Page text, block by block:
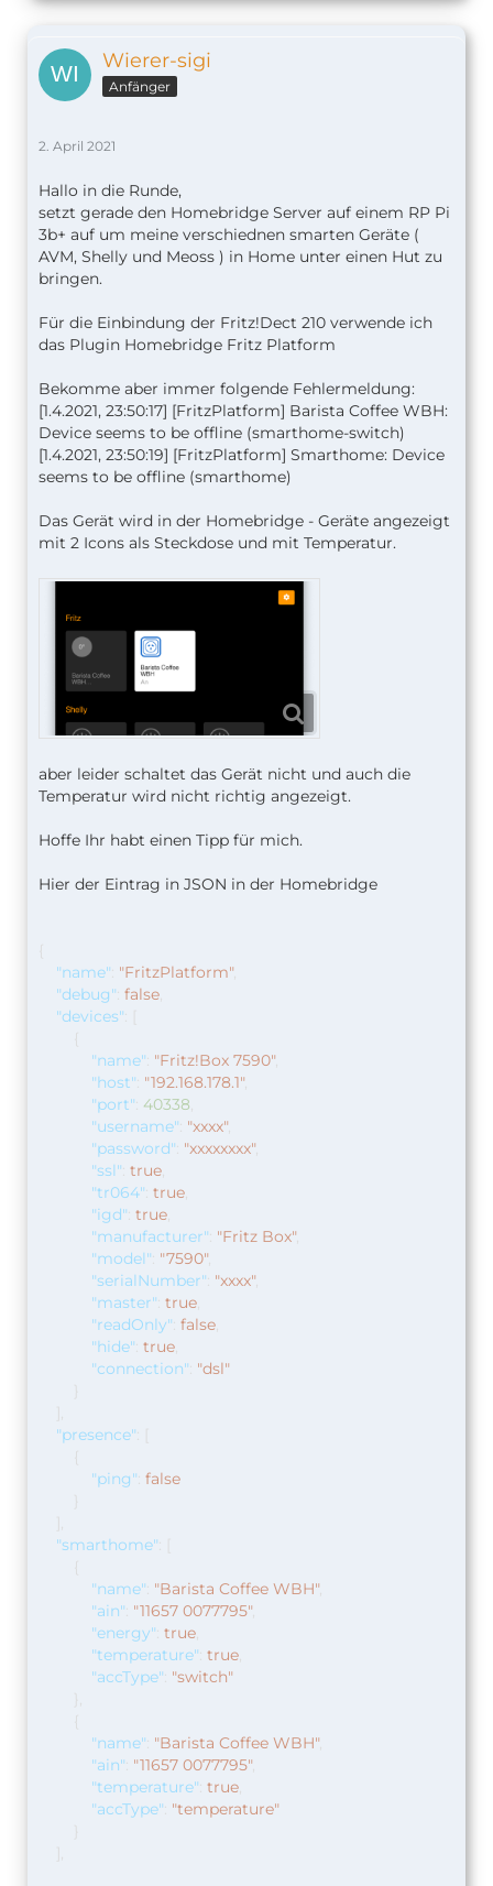
Wierer-sigi
Anfänger
2. April 2021
Hallo in die Runde,
setzt gerade den Homebridge Server auf einem RP Pi
3b+ auf um meine verschiednen smarten Geräte (
AVM, Shelly und Meoss ) in Home unter einen Hut zu
bringen.
Für die Einbindung der Fritz!Dect 210 verwende ich
das Plugin Homebridge Fritz Platform
Bekomme aber immer folgende Fehlermeldung:
[1.4.2021, 23:50:17] [FritzPlatform] Barista Coffee WBH:
Device seems to be offline (smarthome-switch)
[1.4.2021, 23:50:19] [FritzPlatform] Smarthome: Device
seems to be offline (smarthome)
Das Gerät wird in der Homebridge - Geräte angezeigt
mit 2 Icons als Steckdose und mit Temperatur.
aber leider schaltet das Gerät nicht und auch die
Temperatur wird nicht richtig angezeigt.
Hoffe Ihr habt einen Tipp für mich.
Hier der Eintrag in JSON in der Homebridge
{
"name": "FritzPlatform",
"debug": false,
"devices":
{
"name": "Fritz!Box 7590",
"host": "192.168.178.1",
"port": 40338,
"username": "xxxx",
"password": "xxxxxxxx",
"ssl": true,
"tr064": true,
"igd": true,
"manufacturer": "Fritz Box",
"model": "7590",
"serialNumber": "xxxx",
"master": true,
"readOnly": false,
"hide": true,
"connection": "dsl"
}
],
"presence":
{
"ping": false
}
],
"smarthome":
{
"name": "Barista Coffee WBH",
"ain": "11657 0077795",
"energy": true,
"temperature": true,
"accType": "switch"
},
{
"name": "Barista Coffee WBH",
"ain": "11657 0077795",
"temperature": true,
"accType": "temperature"
}
],